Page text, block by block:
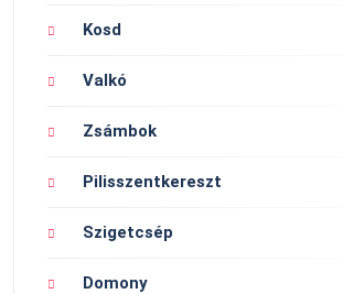
Kosd
Valkó
Zsámbok
Pilisszentkereszt
Szigetcsép
Domony